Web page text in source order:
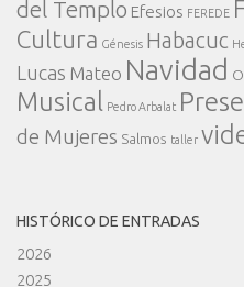
del Templo Efesios FEREDE
Cultura Génesis Habacuc
Lucas Mateo Navidad
Musical
Pedro Arbalat
de Mujeres Salmos taller
HISTÓRICO DE ENTRADAS
2026
2025